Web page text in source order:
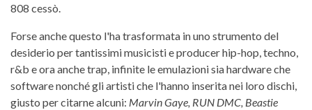
808 cessò.
Forse anche questo l'ha trasformata in uno strumento del
desiderio per tantissimi musicisti e producer hip-hop, techno,
r&b e ora anche trap, infinite le emulazioni sia hardware che
software nonché gli artisti che l'hanno inserita nei loro dischi,
giusto per citarne alcuni: Marvin Gaye, RUN DMC, Beastie